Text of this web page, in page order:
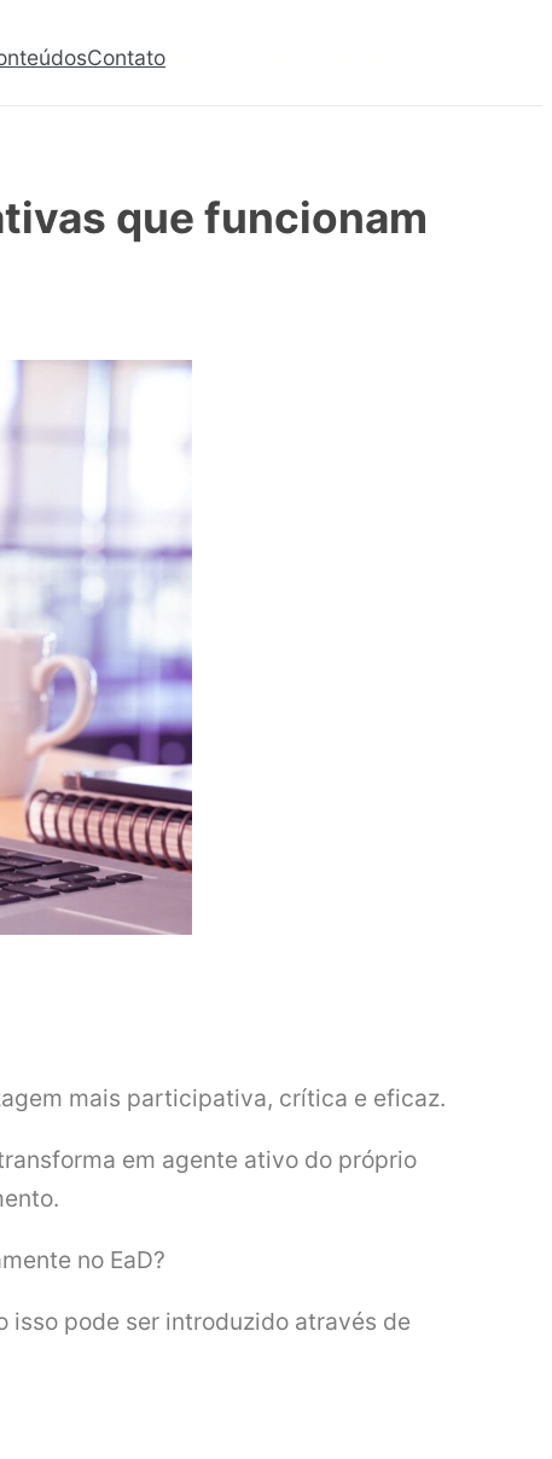
Contato
que funcionam
mais participativa, crítica e eficaz.
em agente ativo do próprio
no EaD?
isso pode ser introduzido através de